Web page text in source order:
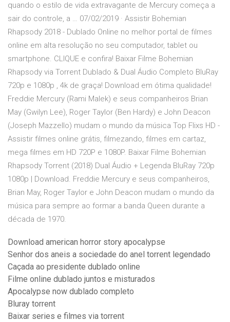
quando o estilo de vida extravagante de Mercury começa a
sair do controle, a … 07/02/2019 · Assistir Bohemian
Rhapsody 2018 - Dublado Online no melhor portal de filmes
online em alta resolução no seu computador, tablet ou
smartphone. CLIQUE e confira! Baixar Filme Bohemian
Rhapsody via Torrent Dublado & Dual Áudio Completo BluRay
720p e 1080p , 4k de graça! Download em ótima qualidade!
Freddie Mercury (Rami Malek) e seus companheiros Brian
May (Gwilyn Lee), Roger Taylor (Ben Hardy) e John Deacon
(Joseph Mazzello) mudam o mundo da música Top Flixs HD -
Assistir filmes online grátis, filmezando, filmes em cartaz,
mega filmes em HD 720P e 1080P. Baixar Filme Bohemian
Rhapsody Torrent (2018) Dual Áudio + Legenda BluRay 720p
1080p | Download. Freddie Mercury e seus companheiros,
Brian May, Roger Taylor e John Deacon mudam o mundo da
música para sempre ao formar a banda Queen durante a
década de 1970.
Download american horror story apocalypse
Senhor dos aneis a sociedade do anel torrent legendado
Caçada ao presidente dublado online
Filme online dublado juntos e misturados
Apocalypse now dublado completo
Bluray torrent
Baixar series e filmes via torrent